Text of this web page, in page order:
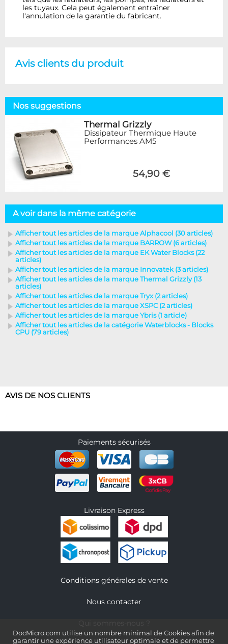
DocMicro.com utilise un nombre minimal de Cookies afin de
garantir une expérience utilisateur optimale et de permettre
les tuyaux. Cela peut également entraîner
l'annulation de la garantie du fabricant.
Avis clients du produit
Nos suggestions
Thermal Grizzly
Dissipateur Thermique Haute
Performances AM5
54,90 €
A voir dans la même catégorie
Afficher tout les articles de la marque Alphacool (30 articles)
Afficher tout les articles de la marque BARROW (6 articles)
Afficher tout les articles de la marque EK Water Blocks (22
articles)
Afficher tout les articles de la marque Innovatek (3 articles)
Afficher tout les articles de la marque Thermal Grizzly (13
articles)
Afficher tout les articles de la marque Tryx (2 articles)
Afficher tout les articles de la marque XSPC (2 articles)
Afficher tout les articles de la marque Ybris (1 article)
Afficher tout les articles de la catégorie Waterblocks - Blocks
CPU (79 articles)
AVIS DE NOS CLIENTS
Paiements sécurisés
Livraison Express
Conditions générales de vente
Nous contacter